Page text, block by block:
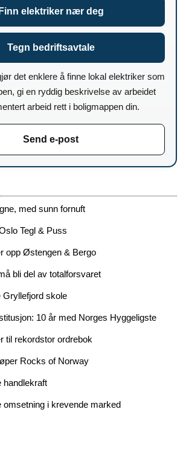
Finn elektriker nær deg
Tegn bedriftsavtale
det enklere å finne lokal elektriker som
gi en ryddig beskrivelse av arbeidet
arbeid rett i boligmappen din.
Send e-post
med sunn fornuft
Tegl & Puss
opp Østengen & Bergo
bli del av totalforsvaret
Gryllefjord skole
10 år med Norges Hyggeligste
til rekordstor ordrebok
Rocks of Norway
handlekraft
omsetning i krevende marked